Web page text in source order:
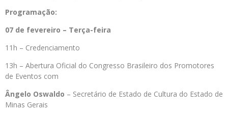
Programação:
07 de fevereiro – Terça-feira
11h – Credenciamento
13h – Abertura Oficial do Congresso Brasileiro dos Promotores
de Eventos com
Ângelo Oswaldo – Secretário de Estado de Cultura do Estado de
Minas Gerais